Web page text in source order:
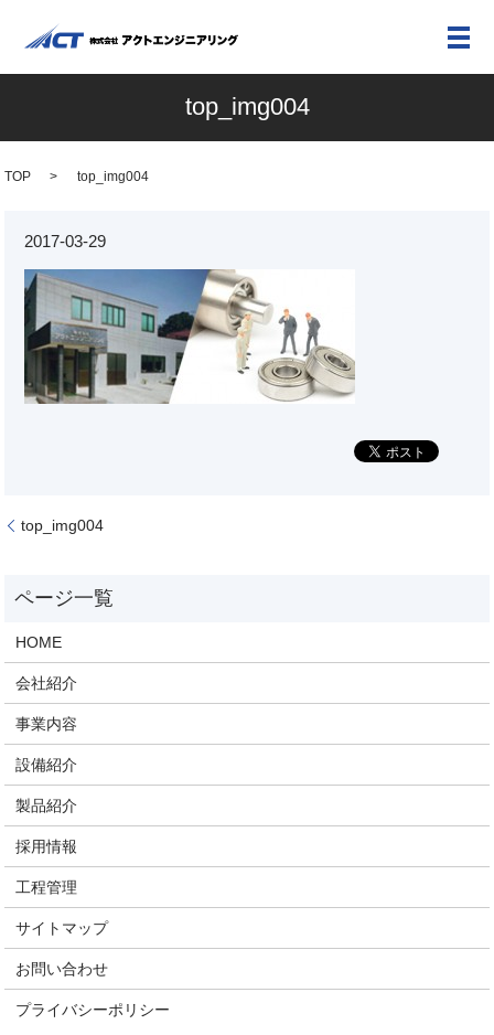
メ
top_img004
TOP top_img004
2017-03-29
top_img004
HOME
会社紹介
事業内容
設備紹介
製品紹介
採用情報
工程管理
サイトマップ
お問い合わせ
プライバシーポリシー